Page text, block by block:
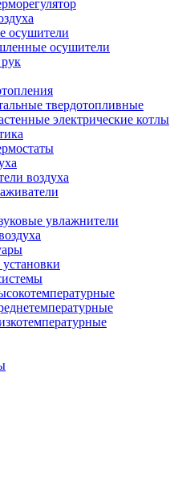
осушители
осушители
твердотопливные
электрические котлы
воздуха
увлажнители